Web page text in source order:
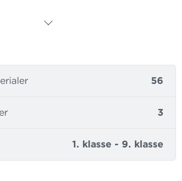
IT via digitale værktøjer og de
ressourcer som videoklip, lyd og
er der bl.a. link til GeoGebra-
kapitler i bøgerne dækker.
og serier til matematik
56
3
1. klasse - 9. klasse